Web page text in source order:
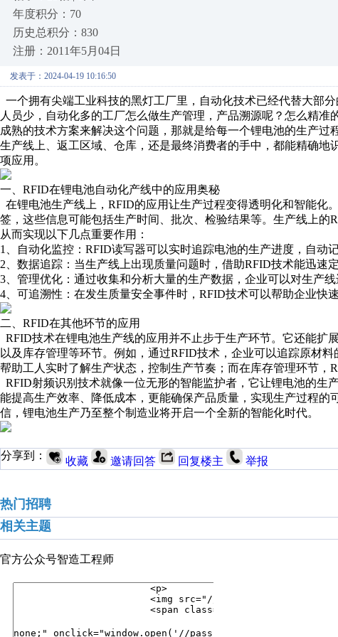
年度积分：70
历史总积分：830
注册：2011年5月04日
发表于：2024-04-19 10:16:50
一个拥有尖端工业科技的黑灯工厂里，自动化技术已经代替大部
人员少，自动化多的工厂怎么做生产管理，产品溯源呢？怎么精
成熟的技术方案来解决这个问题，那就是给每一个锂电池的生产过
生产线上、返工区域、仓库，还是最终消费者的手中，都能精确
项应用。
一、RFID在锂电池自动化产线中的应用奥秘
在锂电池生产线上，RFID的应用让生产过程变得透明化和智能化
签，这些信息可能包括生产时间、批次、检验结果等。生产线上的
从而实现以下几点重要作用：
1、自动化监控：RFID读写器可以实时追踪电池的生产进度，自动
2、数据追踪：当生产线上出现质量问题时，借助RFID技术能迅速
3、管理优化：通过收集和分析大量的生产数据，企业可以对生产
4、可追溯性：在发生质量安全事件时，RFID技术可以帮助企业快
二、RFID在其他环节的应用
RFID技术在锂电池生产线的应用并不止步于生产环节。它还能扩
以及库存管理等环节。例如，通过RFID技术，企业可以追踪原材
帮助工人实时了解生产状态，控制生产节奏；而在库存管理环节，
RFID射频识别技术就像一位无形的智能监护者，它让锂电池的生
能提高生产效率、降低成本，更能确保产品质量，实现生产过程
信，锂电池生产乃至整个制造业将开启一个全新的智能化时代。
分享到： 收藏 邀请回答 回复楼主 举报
热门招聘
相关主题
官方公众号智造工程师